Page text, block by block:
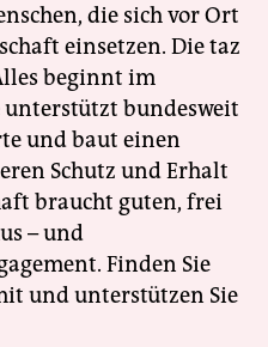
die sich vor Ort
einsetzen. Die taz
beginnt im
bundesweit
und baut einen
Schutz und Erhalt
braucht guten, frei
– und
Finden Sie
und unterstützen Sie